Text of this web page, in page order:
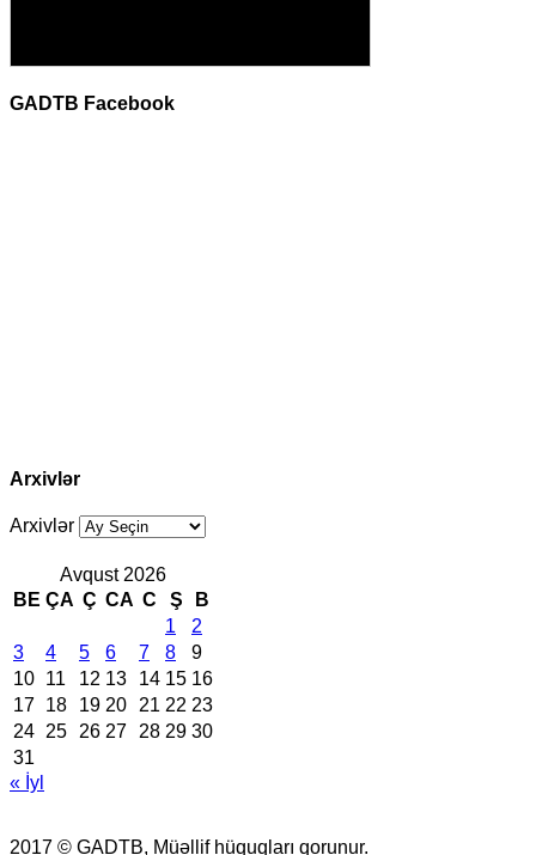
GADTB Facebook
Arxivlər
Arxivlər
Avqust 2026
BE ÇA Ç CA C Ş
B
1
2
3
4 5 6 7 8
9
10 11 12 13 14 15 16
17 18 19 20 21 22 23
24 25 26 27 28 29 30
31
« İyl
2017 © GADTB, Müəllif hüquqları qorunur.